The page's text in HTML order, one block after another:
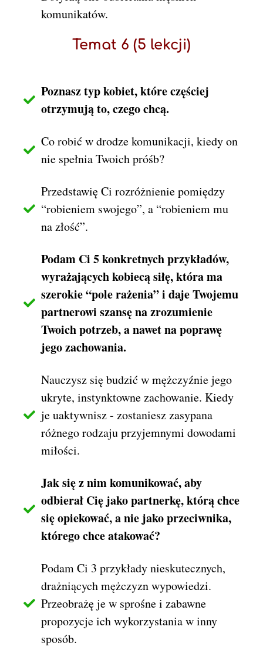
komunikatów.
Temat 6 (5 lekcji)
Poznasz typ kobiet, które częściej
otrzymują to, czego chcą.
Co robić w drodze komunikacji, kiedy on
nie spełnia Twoich próśb?
Przedstawię Ci rozróżnienie pomiędzy
“robieniem swojego”, a “robieniem mu
na złość”.
Podam Ci 5 konkretnych przykładów,
wyrażających kobiecą siłę, która ma
szerokie “pole rażenia” i daje Twojemu
partnerowi szansę na zrozumienie
Twoich potrzeb, a nawet na poprawę
jego zachowania.
Nauczysz się budzić w mężczyźnie jego
ukryte, instynktowne zachowanie. Kiedy
je uaktywnisz - zostaniesz zasypana
różnego rodzaju przyjemnymi dowodami
miłości.
Jak się z nim komunikować, aby
odbierał Cię jako partnerkę, którą chce
się opiekować, a nie jako przeciwnika,
którego chce atakować?
Podam Ci 3 przykłady nieskutecznych,
drażniących mężczyzn wypowiedzi.
Przeobrażę je w sprośne i zabawne
propozycje ich wykorzystania w inny
sposób.